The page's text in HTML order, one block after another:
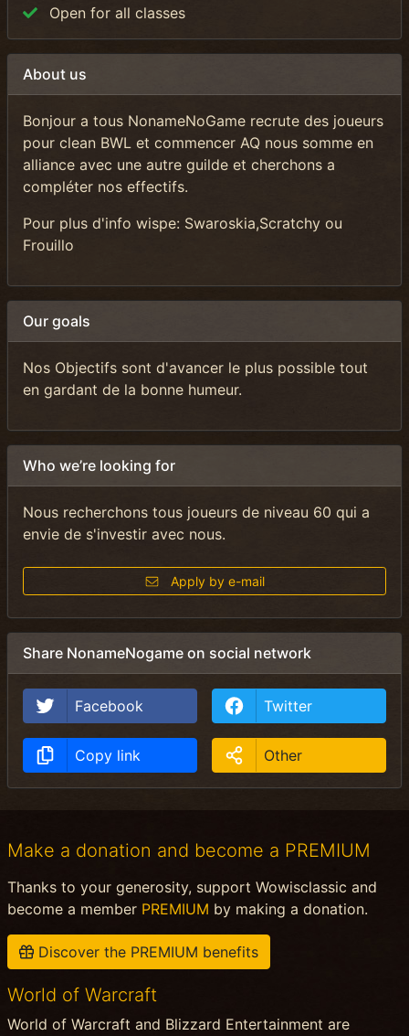
Open for all classes
About us
Bonjour a tous NonameNoGame recrute des joueurs
pour clean BWL et commencer AQ nous somme en
alliance avec une autre guilde et cherchons a
compléter nos effectifs.
Pour plus d'info wispe: Swaroskia,Scratchy ou
Frouillo
Our goals
Nos Objectifs sont d'avancer le plus possible tout
en gardant de la bonne humeur.
Who we’re looking for
Nous recherchons tous joueurs de niveau 60 qui a
envie de s'investir avec nous.
Apply by e-mail
Share NonameNogame on social network
Facebook Twitter
Copy link Other
Make a donation and become a PREMIUM
Thanks to your generosity, support Wowisclassic and
become a member PREMIUM by making a donation.
Discover the PREMIUM benefits
World of Warcraft
World of Warcraft and Blizzard Entertainment are